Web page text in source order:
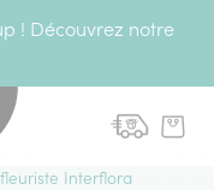
! Découvrez notre
Interflora